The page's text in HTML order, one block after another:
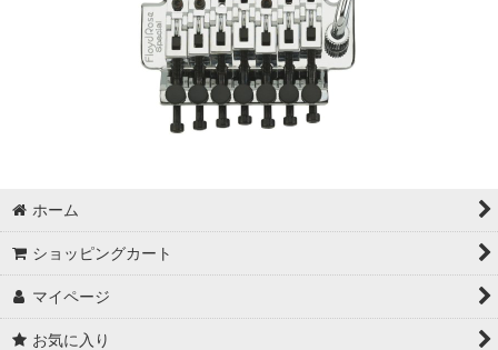
ホーム
ショッピングカート
マイページ
お気に入り